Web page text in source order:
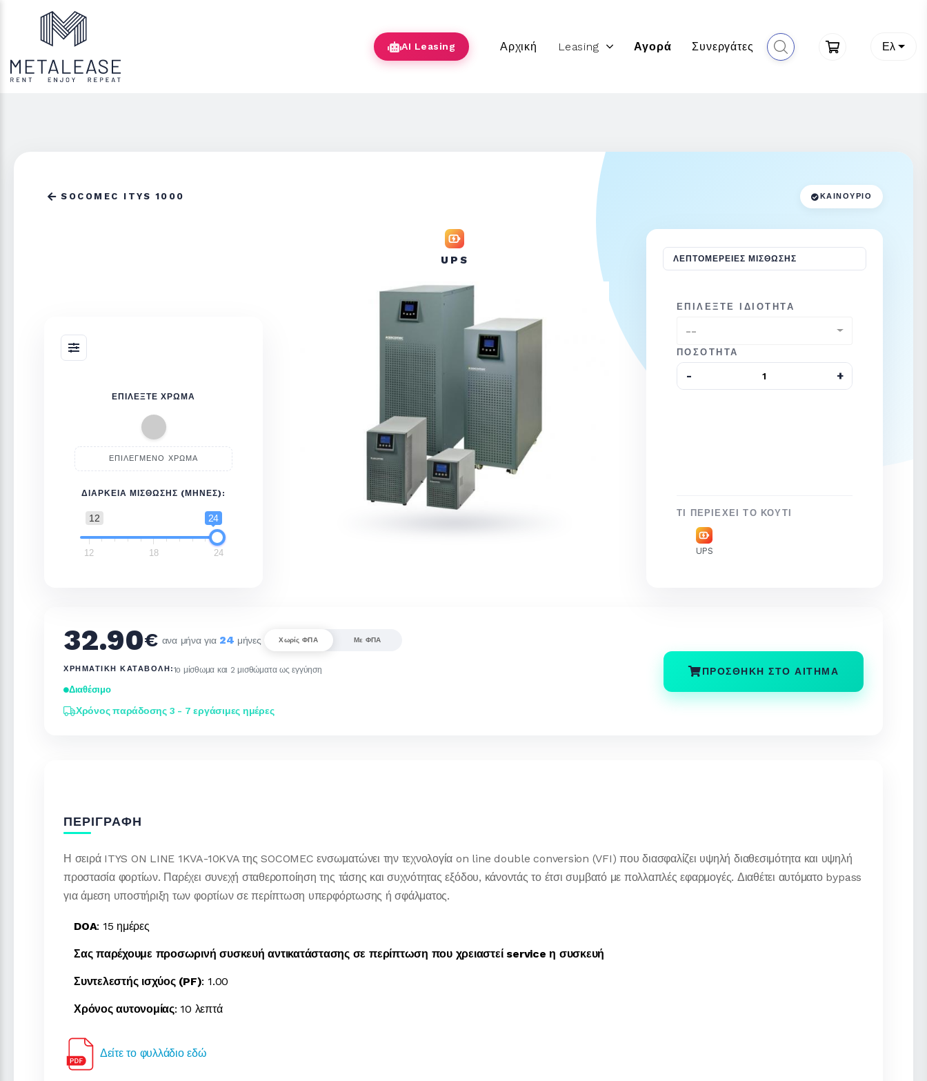
AI Leasing Αρχική Leasing Αγορά Συνεργάτες Ελ
SOCOMEC ITYS 1000 ΚΑΙΝΟΎΡΙΟ
ΕΠΙΛΈΞΤΕ ΧΡΏΜΑ
ΕΠΙΛΕΓΜΈΝΟ ΧΡΏΜΑ
ΔΙΆΡΚΕΙΑ ΜΊΣΘΩΣΗΣ (ΜΉΝΕΣ):
12 24
12 18 24
UPS ΛΕΠΤΟΜΈΡΕΙΕΣ ΜΊΣΘΩΣΗΣ
ΕΠΙΛΈΞΤΕ ΙΔΙΌΤΗΤΑ
--
ΠΟΣΌΤΗΤΑ
ΤΙ ΠΕΡΙΈΧΕΙ ΤΟ ΚΟΥΤΊ
UPS
32.90€ ανα μήνα για 24 μήνες Χωρίς ΦΠΑ Με ΦΠΑ
ΧΡΗΜΑΤΙΚΉ ΚΑΤΑΒΟΛΉ:1ο μίσθωμα και 2 μισθώματα ως εγγύηση
Διαθέσιμο
Χρόνος παράδοσης 3 - 7 εργάσιμες ημέρες
ΠΡΟΣΘΉΚΗ ΣΤΟ ΑΊΤΗΜΑ
ΠΕΡΙΓΡΑΦΉ
Η σειρά ITYS ON LINE 1KVA-10KVA της SOCOMEC ενσωματώνει την τεχνολογία on line double conversion (VFI) που διασφαλίζει υψηλή διαθεσιμότητα και υψηλή
προστασία φορτίων. Παρέχει συνεχή σταθεροποίηση της τάσης και συχνότητας εξόδου, κάνοντάς το έτσι συμβατό με πολλαπλές εφαρμογές. Διαθέτει αυτόματο bypass
για άμεση υποστήριξη των φορτίων σε περίπτωση υπερφόρτωσης ή σφάλματος.
DOA: 15 ημέρες
Σας παρέχουμε προσωρινή συσκευή αντικατάστασης σε περίπτωση που χρειαστεί service η συσκευή
Συντελεστής ισχύος (PF): 1.00
Χρόνος αυτονομίας: 10 λεπτά
Δείτε το φυλλάδιο εδώ